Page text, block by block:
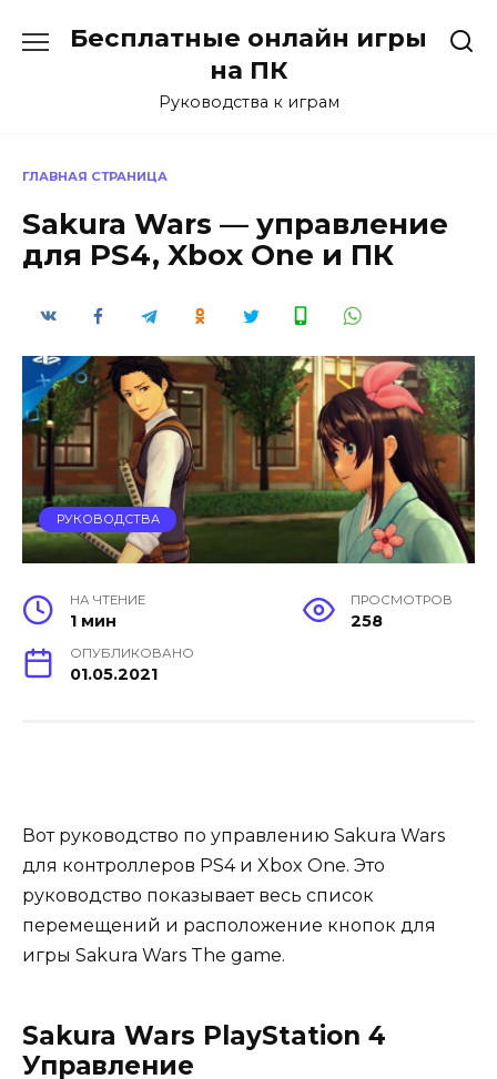
Бесплатные онлайн игры
на ПК
Руководства к играм
ГЛАВНАЯ СТРАНИЦА
Sakura Wars — управление
для PS4, Xbox One и ПК
РУКОВОДСТВА
НА ЧТЕНИЕ
1 мин
ПРОСМОТРОВ
258
ОПУБЛИКОВАНО
01.05.2021
Вот руководство по управлению Sakura Wars
для контроллеров PS4 и Xbox One. Это
руководство показывает весь список
перемещений и расположение кнопок для
игры Sakura Wars The game.
Sakura Wars PlayStation 4
Управление